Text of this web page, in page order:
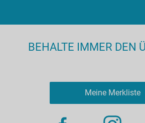
BEHALTE IMMER DEN
Meine Merkliste